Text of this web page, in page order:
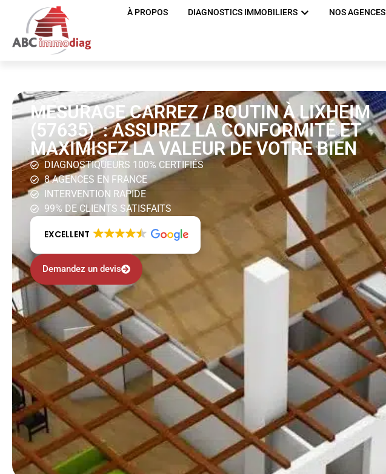
À PROPOS DIAGNOSTICS IMMOBILIERS NOS AGENCES
MESURAGE CARREZ / BOUTIN À LIXHEIM
(57635) : ASSUREZ LA CONFORMITÉ ET
MAXIMISEZ LA VALEUR DE VOTRE BIEN
DIAGNOSTIQUEURS 100% CERTIFIÉS
8 AGENCES EN FRANCE
INTERVENTION RAPIDE
99% DE CLIENTS SATISFAITS
EXCELLENT
Demandez un devis